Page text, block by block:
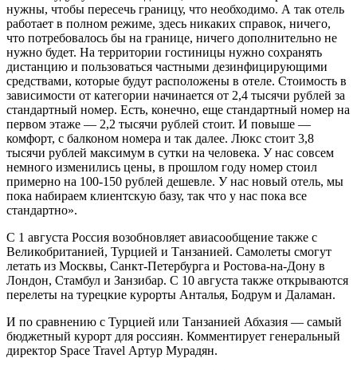
нужны, чтобы пересечь границу, что необходимо. А так отель
работает в полном режиме, здесь никаких справок, ничего,
что потребовалось бы на границе, ничего дополнительно не
нужно будет. На территории гостиницы нужно сохранять
дистанцию и пользоваться частными дезинфицирующими
средствами, которые будут расположены в отеле. Стоимость в
зависимости от категории начинается от 2,4 тысячи рублей за
стандартный номер. Есть, конечно, еще стандартный номер на
первом этаже — 2,2 тысячи рублей стоит. И повыше —
комфорт, с балконом номера и так далее. Люкс стоит 3,8
тысячи рублей максимум в сутки на человека. У нас совсем
немного изменились цены, в прошлом году номер стоил
примерно на 100-150 рублей дешевле. У нас новый отель, мы
пока набираем клиентскую базу, так что у нас пока все
стандартно».
С 1 августа Россия возобновляет авиасообщение также с
Великобританией, Турцией и Танзанией. Самолеты смогут
летать из Москвы, Санкт-Петербурга и Ростова-на-Дону в
Лондон, Стамбул и Занзибар. С 10 августа также открываются
перелеты на турецкие курорты Анталья, Бодрум и Даламан.
И по сравнению с Турцией или Танзанией Абхазия — самый
бюджетный курорт для россиян. Комментирует генеральный
директор Space Travel Артур Мурадян.